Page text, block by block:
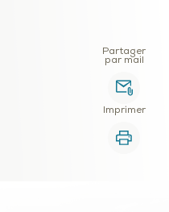
Partager
par mail
Imprimer